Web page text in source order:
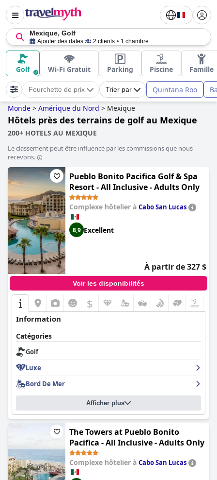
Mexique, Golf
Ajouter des dates 2 clients 1 chambre
Golf Wi-Fi Gratuit Parking Piscine Famille
Fourchette de prix Trier par Quintana Roo
Monde > Amérique du Nord > Mexique
Hôtels près des terrains de golf au Mexique
200+ HOTELS AU MEXIQUE
Le classement peut être influencé par les commissions que nous
recevons.
Pueblo Bonito Pacifica Golf & Spa
Resort - All Inclusive - Adults Only
Complexe hôtelier à Cabo San Lucas
8,9 Excellent
À partir de 327 $
Voir les disponibilités
$
Information
Catégories
Golf
Luxe
Bord De Mer
Afficher plus
The Towers at Pueblo Bonito
Pacifica - All Inclusive - Adults Only
Complexe hôtelier à Cabo San Lucas